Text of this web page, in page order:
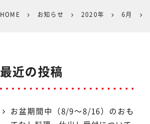
HOME お知らせ 2020年 6月
最近の投稿
お盆期間中（8/9〜8/16）のおも